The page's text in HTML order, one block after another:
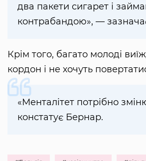
два пакети сигарет і
контрабандою», —
Крім того, багато молоді
кордон і не хочуть
«Менталітет потрібно
констатує Бернар.